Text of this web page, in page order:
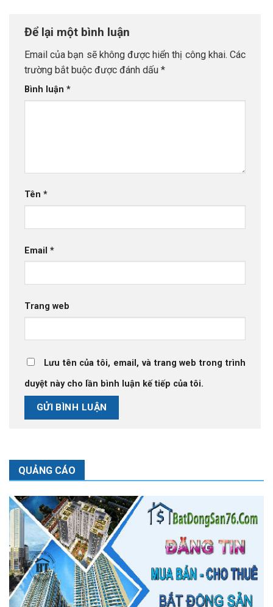
Để lại một bình luận
Email của bạn sẽ không được hiển thị công khai. Các
trường bắt buộc được đánh dấu *
Bình luận *
Tên *
Email *
Trang web
Lưu tên của tôi, email, và trang web trong trình
duyệt này cho lần bình luận kế tiếp của tôi.
QUẢNG CÁO